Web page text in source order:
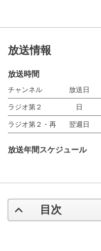
放送情報
放送時間
チャンネル 放送日
ラジオ第２ 日
ラジオ第２・再 翌週日
放送年間スケジュール
目次